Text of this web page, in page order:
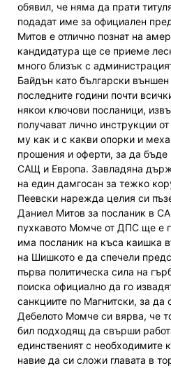
обявил, че няма да прати
подадат име за официален
Митов е отлично познат на
кандидатура ще се приеме
много близък с
Байдън като български
последните години почти
някои ключови посланици,
получават лично инструкции
му как и с какви опорки и
прошения и оферти, за да бъде
САЩ и Европа. Завладяна
на един дамгосан за тежко
Пеевски нарежда целия си
Даниел Митов за посланик в
пухкавото Момче от ДПС ще е
има посланик на къса каишка
на Шишкото е да спечели
първа политическа сила на
поиска официално да го
санкциите по Магнитски, за да
Дебелото Момче си вярва, че
бил подходящ да свърши
единственият с необходимите
навие да си сложи главата в